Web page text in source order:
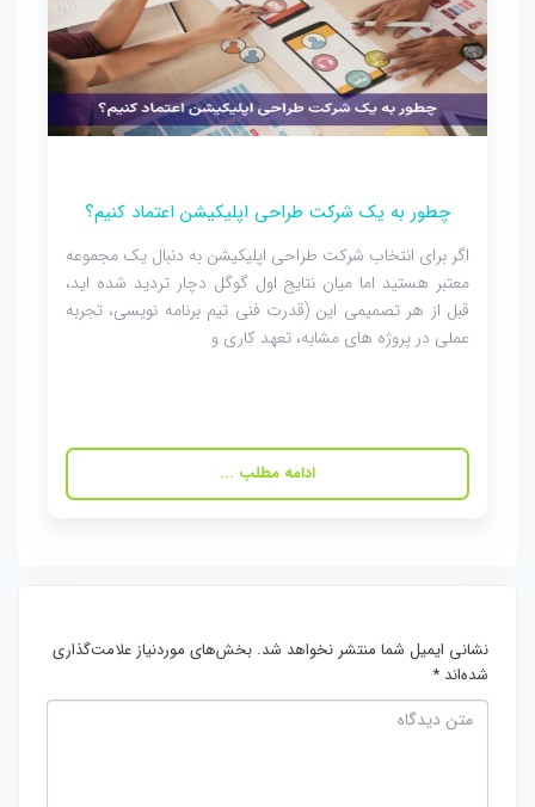
چطور به یک شرکت طراحی اپلیکیشن اعتماد کنیم؟
اگر برای انتخاب شرکت طراحی اپلیکیشن به دنبال یک مجموعه
معتبر هستید اما میان نتایج اول گوگل دچار تردید شده اید،
قبل از هر تصمیمی این (قدرت فنی تیم برنامه نویسی، تجربه
عملی در پروژه های مشابه، تعهد کاری و
ادامه مطلب ...
نشانی ایمیل شما منتشر نخواهد شد. بخش‌های موردنیاز علامت‌گذاری
شده‌اند *